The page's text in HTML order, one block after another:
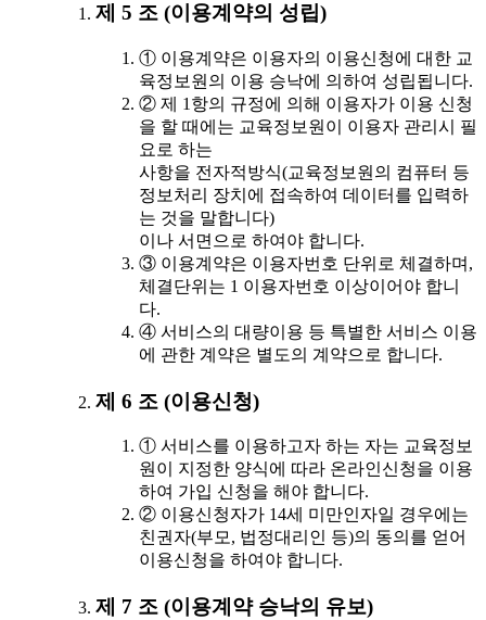
제 5 조 (이용계약의 성립)
① 이용계약은 이용자의 이용신청에 대한 교
육정보원의 이용 승낙에 의하여 성립됩니다.
② 제 1항의 규정에 의해 이용자가 이용 신청
을 할 때에는 교육정보원이 이용자 관리시 필
요로 하는
사항을 전자적방식(교육정보원의 컴퓨터 등
정보처리 장치에 접속하여 데이터를 입력하
는 것을 말합니다)
이나 서면으로 하여야 합니다.
③ 이용계약은 이용자번호 단위로 체결하며,
체결단위는 1 이용자번호 이상이어야 합니
다.
④ 서비스의 대량이용 등 특별한 서비스 이용
에 관한 계약은 별도의 계약으로 합니다.
제 6 조 (이용신청)
① 서비스를 이용하고자 하는 자는 교육정보
원이 지정한 양식에 따라 온라인신청을 이용
하여 가입 신청을 해야 합니다.
② 이용신청자가 14세 미만인자일 경우에는
친권자(부모, 법정대리인 등)의 동의를 얻어
이용신청을 하여야 합니다.
제 7 조 (이용계약 승낙의 유보)